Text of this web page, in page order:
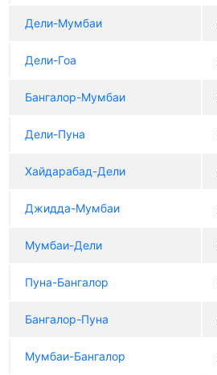
Дели-Мумбаи
Дели-Гоа
Бангалор-Мумбаи
Дели-Пуна
Хайдарабад-Дели
Джидда-Мумбаи
Мумбаи-Дели
Пуна-Бангалор
Бангалор-Пуна
Мумбаи-Бангалор